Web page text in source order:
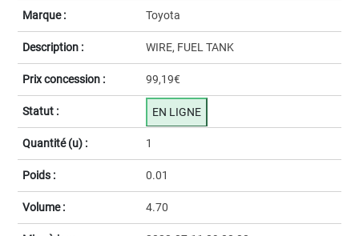
Marque : Toyota
Description : WIRE, FUEL TANK
Prix concession : 99,19€
Statut : EN LIGNE
Quantité (u) : 1
Poids : 0.01
Volume : 4.70